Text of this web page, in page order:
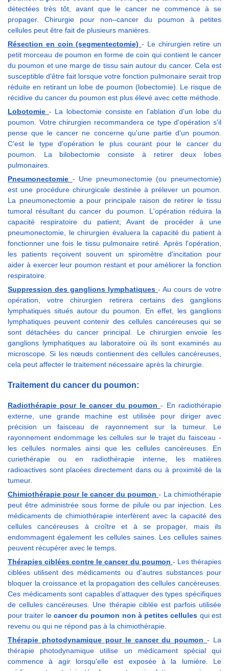
détectées très tôt, avant que le cancer ne commence à se
propager. Chirurgie pour non–cancer du poumon à petites
cellules peut être fait de plusieurs manières.
Résection en coin (segmentectomie) - Le chirurgien retire un
petit morceau de poumon en forme de coin qui contient le cancer
du poumon et une marge de tissu sain autour du cancer. Cela est
susceptible d'être fait lorsque votre fonction pulmonaire serait trop
réduite en retirant un lobe de poumon (lobectomie). Le risque de
récidive du cancer du poumon est plus élevé avec cette méthode.
Lobotomie - La lobectomie consiste en l'ablation d'un lobe du
poumon. Votre chirurgien recommandera ce type d'opération s'il
pense que le cancer ne concerne qu'une partie d'un poumon.
C'est le type d'opération le plus courant pour le cancer du
poumon. La bilobectomie consiste à retirer deux lobes
pulmonaires.
Pneumonectomie - Une pneumonectomie (ou pneumectomie)
est une procédure chirurgicale destinée à prélever un poumon.
La pneumonectomie a pour principale raison de retirer le tissu
tumoral résultant du cancer du poumon. L'opération réduira la
capacité respiratoire du patient; Avant de procéder à une
pneumonectomie, le chirurgien évaluera la capacité du patient à
fonctionner une fois le tissu pulmonaire retiré. Après l'opération,
les patients reçoivent souvent un spiromètre d'incitation pour
aider à exercer leur poumon restant et pour améliorer la fonction
respiratoire.
Suppression des ganglions lymphatiques - Au cours de votre
opération, votre chirurgien retirera certains des ganglions
lymphatiques situés autour du poumon. En effet, les ganglions
lymphatiques peuvent contenir des cellules cancéreuses qui se
sont détachées du cancer principal. Le chirurgien envoie les
ganglions lymphatiques au laboratoire où ils sont examinés au
microscope. Si les nœuds contiennent des cellules cancéreuses,
cela peut affecter le traitement nécessaire après la chirurgie.
Traitement du cancer du poumon:
Radiothérapie pour le cancer du poumon- En radiothérapie
externe, une grande machine est utilisée pour diriger avec
précision un faisceau de rayonnement sur la tumeur. Le
rayonnement endommage les cellules sur le trajet du faisceau -
les cellules normales ainsi que les cellules cancéreuses. En
curiethérapie ou en radiothérapie interne, les matières
radioactives sont placées directement dans ou à proximité de la
tumeur.
Chimiothérapie pour le cancer du poumon- La chimiothérapie
peut être administrée sous forme de pilule ou par injection. Les
médicaments de chimiothérapie interfèrent avec la capacité des
cellules cancéreuses à croître et à se propager, mais ils
endommagent également les cellules saines. Les cellules saines
peuvent récupérer avec le temps.
Thérapies ciblées contre le cancer du poumon - Les thérapies
ciblées utilisent des médicaments ou d'autres substances pour
bloquer la croissance et la propagation des cellules cancéreuses.
Ces médicaments sont capables d’attaquer des types spécifiques
de cellules cancéreuses. Une thérapie ciblée est parfois utilisée
pour traiter le cancer du poumon non à petites cellules qui est
revenu ou qui ne répond pas à la chimiothérapie.
Thérapie photodynamique pour le cancer du poumon- La
thérapie photodynamique utilise un médicament spécial qui
commence à agir lorsqu'elle est exposée à la lumière. Le